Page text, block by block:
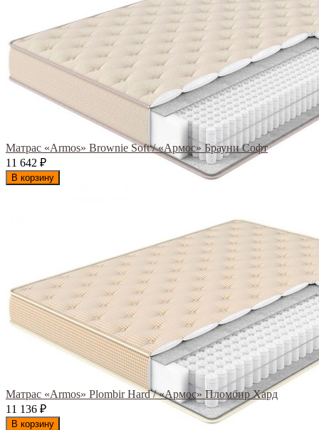
Матрас «Armos» Brownie Soft / «Армос» Брауни Софт
11 642 ₽
В корзину
Матрас «Armos» Plombir Hard / «Армос» Пломбир Хард
11 136 ₽
В корзину